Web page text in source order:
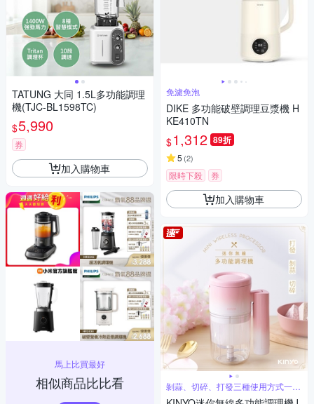
TATUNG 大同 1.5L多功能調理
機(TJC-BL1598TC)
$5,990
券
加入購物車
馬上比買最好
相似商品比比看
免濾免泡
DIKE 多功能破壁調理豆漿機 H
KE410TN
$1,312 89折
5 (2)
限時下殺 券
加入購物車
剝蒜、切碎、打發三種使用方式一機
完成